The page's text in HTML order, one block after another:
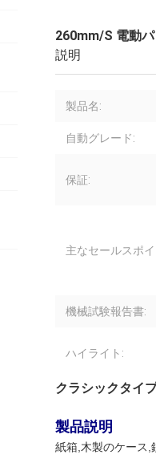
260mm/S 電動
説明
製品名:
自動グレード:
保証:
主なセールスポ
機械試験報告書:
ハイライト:
クラシックタイ
製品説明
紙箱,木製のケース,